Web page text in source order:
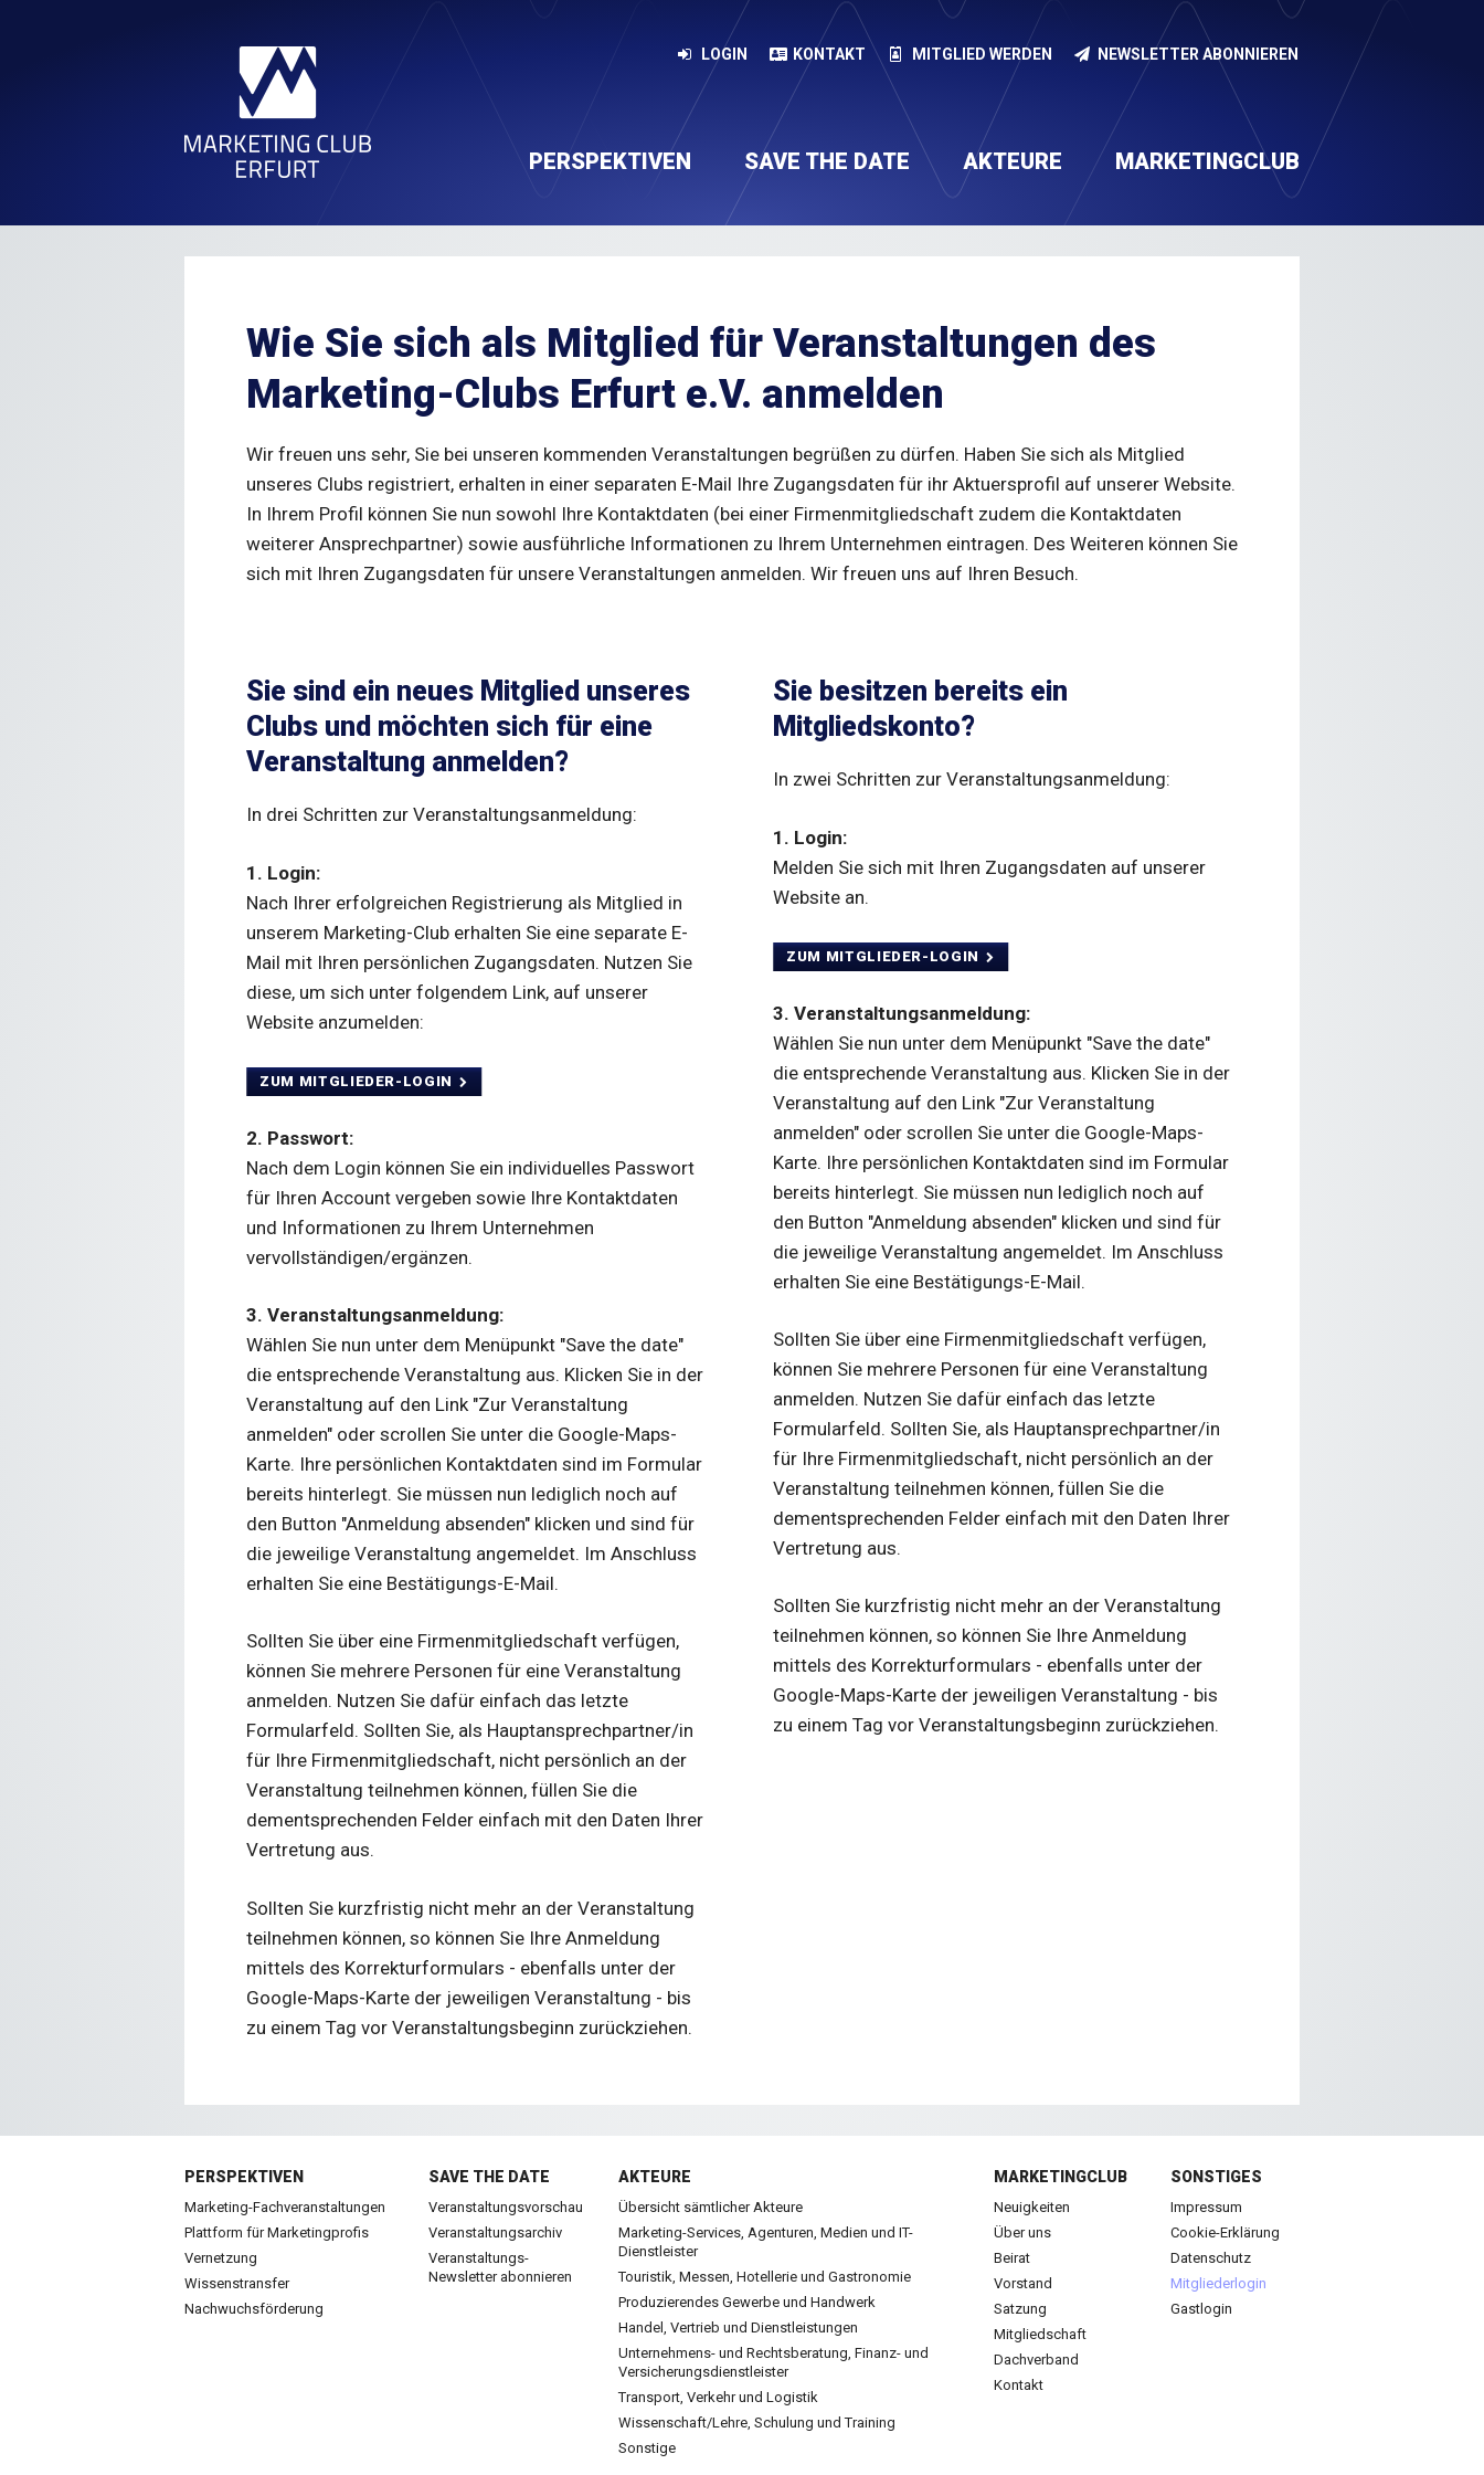
LOGIN KONTAKT MITGLIED WERDEN NEWSLETTER ABONNIEREN
PERSPEKTIVEN SAVE THE DATE AKTEURE MARKETINGCLUB
Marketing-Fachveranstaltungen Wissenstransfer Nachwuchsförderung
Veranstaltungsvorschau Veranstaltungsarchiv
Neuigkeiten Über uns Beirat Kontakt
Wie Sie sich als Mitglied für Veranstaltungen des
Marketing-Clubs Erfurt e.V. anmelden
Wir freuen uns sehr, Sie bei unseren kommenden Veranstaltungen begrüßen zu dürfen. Haben Sie sich als Mitglied
unseres Clubs registriert, erhalten in einer separaten E-Mail Ihre Zugangsdaten für ihr Aktuersprofil auf unserer Website.
In Ihrem Profil können Sie nun sowohl Ihre Kontaktdaten (bei einer Firmenmitgliedschaft zudem die Kontaktdaten
weiterer Ansprechpartner) sowie ausführliche Informationen zu Ihrem Unternehmen eintragen. Des Weiteren können Sie
sich mit Ihren Zugangsdaten für unsere Veranstaltungen anmelden. Wir freuen uns auf Ihren Besuch.
Sie sind ein neues Mitglied unseres
Clubs und möchten sich für eine
Veranstaltung anmelden?
In drei Schritten zur Veranstaltungsanmeldung:
1. Login:
Nach Ihrer erfolgreichen Registrierung als Mitglied in
unserem Marketing-Club erhalten Sie eine separate E-
Mail mit Ihren persönlichen Zugangsdaten. Nutzen Sie
diese, um sich unter folgendem Link, auf unserer
Website anzumelden:
ZUM MITGLIEDER-LOGIN
2. Passwort:
Nach dem Login können Sie ein individuelles Passwort
für Ihren Account vergeben sowie Ihre Kontaktdaten
und Informationen zu Ihrem Unternehmen
vervollständigen/ergänzen.
3. Veranstaltungsanmeldung:
Wählen Sie nun unter dem Menüpunkt "Save the date"
die entsprechende Veranstaltung aus. Klicken Sie in der
Veranstaltung auf den Link "Zur Veranstaltung
anmelden" oder scrollen Sie unter die Google-Maps-
Karte. Ihre persönlichen Kontaktdaten sind im Formular
bereits hinterlegt. Sie müssen nun lediglich noch auf
den Button "Anmeldung absenden" klicken und sind für
die jeweilige Veranstaltung angemeldet. Im Anschluss
erhalten Sie eine Bestätigungs-E-Mail.
Sollten Sie über eine Firmenmitgliedschaft verfügen,
können Sie mehrere Personen für eine Veranstaltung
anmelden. Nutzen Sie dafür einfach das letzte
Formularfeld. Sollten Sie, als Hauptansprechpartner/in
für Ihre Firmenmitgliedschaft, nicht persönlich an der
Veranstaltung teilnehmen können, füllen Sie die
dementsprechenden Felder einfach mit den Daten Ihrer
Vertretung aus.
Sollten Sie kurzfristig nicht mehr an der Veranstaltung
teilnehmen können, so können Sie Ihre Anmeldung
mittels des Korrekturformulars - ebenfalls unter der
Google-Maps-Karte der jeweiligen Veranstaltung - bis
zu einem Tag vor Veranstaltungsbeginn zurückziehen.
Sie besitzen bereits ein
Mitgliedskonto?
In zwei Schritten zur Veranstaltungsanmeldung:
1. Login:
Melden Sie sich mit Ihren Zugangsdaten auf unserer
Website an.
ZUM MITGLIEDER-LOGIN
3. Veranstaltungsanmeldung:
Wählen Sie nun unter dem Menüpunkt "Save the date"
die entsprechende Veranstaltung aus. Klicken Sie in der
Veranstaltung auf den Link "Zur Veranstaltung
anmelden" oder scrollen Sie unter die Google-Maps-
Karte. Ihre persönlichen Kontaktdaten sind im Formular
bereits hinterlegt. Sie müssen nun lediglich noch auf
den Button "Anmeldung absenden" klicken und sind für
die jeweilige Veranstaltung angemeldet. Im Anschluss
erhalten Sie eine Bestätigungs-E-Mail.
Sollten Sie über eine Firmenmitgliedschaft verfügen,
können Sie mehrere Personen für eine Veranstaltung
anmelden. Nutzen Sie dafür einfach das letzte
Formularfeld. Sollten Sie, als Hauptansprechpartner/in
für Ihre Firmenmitgliedschaft, nicht persönlich an der
Veranstaltung teilnehmen können, füllen Sie die
dementsprechenden Felder einfach mit den Daten Ihrer
Vertretung aus.
Sollten Sie kurzfristig nicht mehr an der Veranstaltung
teilnehmen können, so können Sie Ihre Anmeldung
mittels des Korrekturformulars - ebenfalls unter der
Google-Maps-Karte der jeweiligen Veranstaltung - bis
zu einem Tag vor Veranstaltungsbeginn zurückziehen.
PERSPEKTIVEN
Marketing-Fachveranstaltungen
Plattform für Marketingprofis
Vernetzung
Wissenstransfer
Nachwuchsförderung
SAVE THE DATE
Veranstaltungsvorschau
Veranstaltungsarchiv
Veranstaltungs-
Newsletter abonnieren
AKTEURE
Übersicht sämtlicher Akteure
Marketing-Services, Agenturen, Medien und IT-
Dienstleister
Touristik, Messen, Hotellerie und Gastronomie
Produzierendes Gewerbe und Handwerk
Handel, Vertrieb und Dienstleistungen
Unternehmens- und Rechtsberatung, Finanz- und
Versicherungsdienstleister
Transport, Verkehr und Logistik
Wissenschaft/Lehre, Schulung und Training
Sonstige
MARKETINGCLUB
Neuigkeiten
Über uns
Beirat
Vorstand
Satzung
Mitgliedschaft
Dachverband
Kontakt
SONSTIGES
Impressum
Cookie-Erklärung
Datenschutz
Mitgliederlogin
Gastlogin